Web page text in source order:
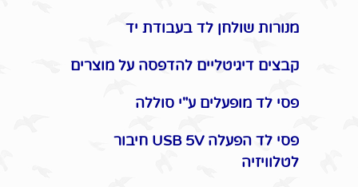
מנורות שולחן לד בעבודת יד
קבצים דיגיטליים להדפסה על מוצרים
פסי לד מופעלים ע"י סוללה
פסי לד הפעלה USB 5V חיבור
לטלוויזיה